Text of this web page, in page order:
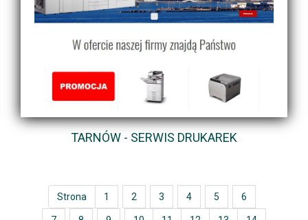
TARNÓW - SERWIS DRUKAREK
Strona 1 2 3 4 5 6